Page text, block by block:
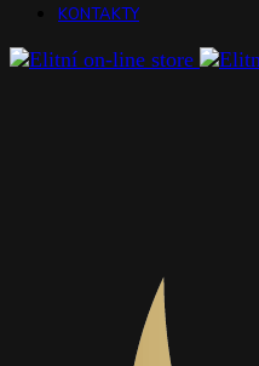
KONTAKTY